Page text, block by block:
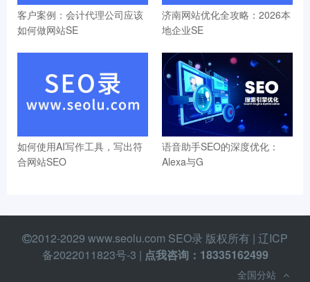
客户案例：会计代理公司应该
如何做网站SE
济南网站优化全攻略：2026本
地企业SE
如何使用AI写作工具，写出符
合网站SEO
语音助手SEO的深度优化：
Alexa与G
2012-2029 www.seolu.com SEO录 版权所有 | 辽ICP
备2022011823号-3 | 点我咨询：18335162499
全国分站